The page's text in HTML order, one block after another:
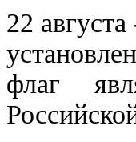
22
флаг